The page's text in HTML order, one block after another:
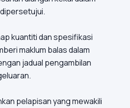
kuantiti dan spesifikasi
maklum balas dalam
jadual pengambilan
pelapisan yang mewakili